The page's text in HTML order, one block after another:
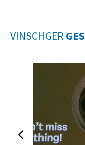
VINSCHGER